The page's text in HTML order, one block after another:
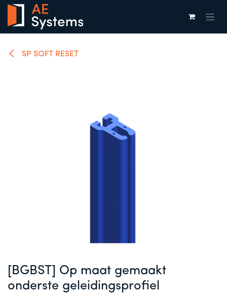
Overslaan naar inhoud
SP SOFT RESET
[BGBST] Op maat gemaakt
onderste geleidingsprofiel